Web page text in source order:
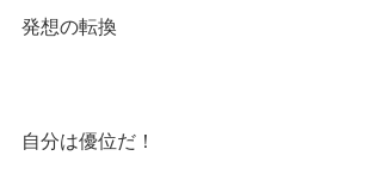
発想の転換
自分は優位だ！